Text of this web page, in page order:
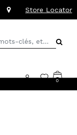
Store Locator
0